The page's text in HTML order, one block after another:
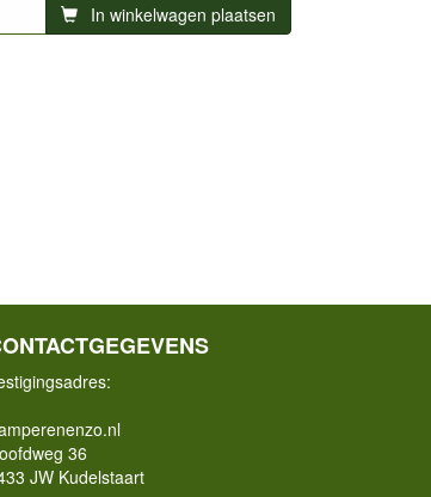
In winkelwagen plaatsen
36
JW Kudelstaart